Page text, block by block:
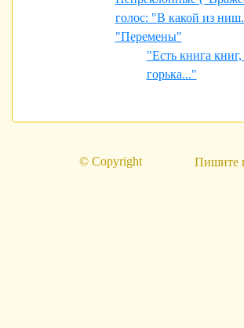
голос: "В какой из
"Перемены"
"Есть книга
горька..."
© Copyright Пишите